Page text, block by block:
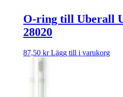
O-ring till Uberall
28020
87,50 kr Lägg till i varukorg